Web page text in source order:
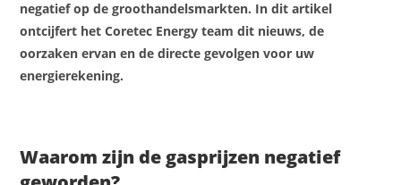
negatief op de groothandelsmarkten. In dit artikel
ontcijfert het Coretec Energy team dit nieuws, de
oorzaken ervan en de directe gevolgen voor uw
energierekening.
Waarom zijn de gasprijzen negatief